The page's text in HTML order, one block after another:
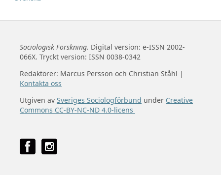
Sociologisk Forskning. Digital version: e-ISSN 2002-
066X. Tryckt version: ISSN 0038-0342
Redaktörer: Marcus Persson och Christian Ståhl |
Kontakta oss
Utgiven av Sveriges Sociologförbund under Creative
Commons CC-BY-NC-ND 4.0-licens